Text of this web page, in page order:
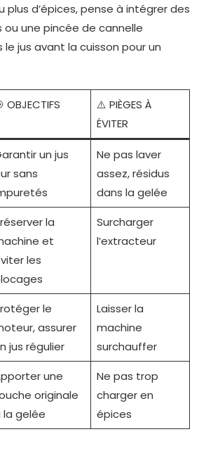
plus d’épices, pense à intégrer des
ou une pincée de cannelle
jus avant la cuisson pour un
OBJECTIFS
⚠️ PIÈGES À
ÉVITER
un jus
sans
Ne pas laver
assez, résidus
dans la gelée
la
et
les
Surcharger
l’extracteur
le
assurer
jus régulier
Laisser la
machine
surchauffer
une
originale
la gelée
Ne pas trop
charger en
épices